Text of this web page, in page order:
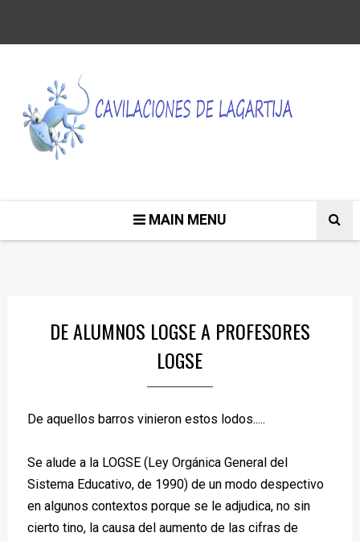
MAIN MENU
DE ALUMNOS LOGSE A PROFESORES
LOGSE
De aquellos barros vinieron estos lodos.....
Se alude a la LOGSE (Ley Orgánica General del
Sistema Educativo, de 1990) de un modo despectivo
en algunos contextos porque se le adjudica, no sin
cierto tino, la causa del aumento de las cifras de